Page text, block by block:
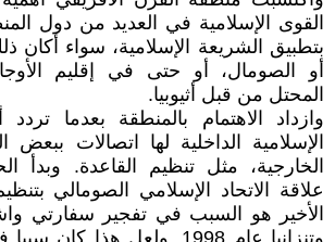
القوى الإسلامية في العديد من دول
بتطبيق الشريعة الإسلامية، سواء أكان
أو الصومال، أو حتى في إقليم
المحتل من قبل أثيوبيا.
وازداد الاهتمام بالمنطقة بعدما
الإسلامية الداخلية لها اتصالات ببعض
الخارجية، مثل تنظيم القاعدة. وبدأ
علاقة الاتحاد الإسلامي الصومالي
الأخير هو السبب في تفجير سفارتي